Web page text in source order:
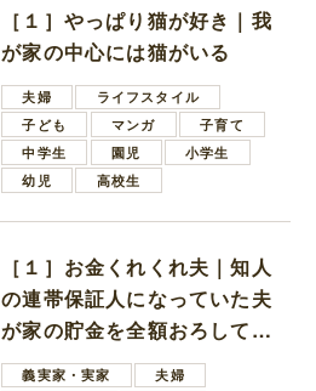
［１］やっぱり猫が好き｜我
が家の中心には猫がいる
夫婦
ライフスタイル
子ども
マンガ
子育て
中学生
園児
小学生
幼児
高校生
［１］お金くれくれ夫｜知人
の連帯保証人になっていた夫
が家の貯金を全額おろしてほ
しいと言ってきた
義実家・実家
夫婦